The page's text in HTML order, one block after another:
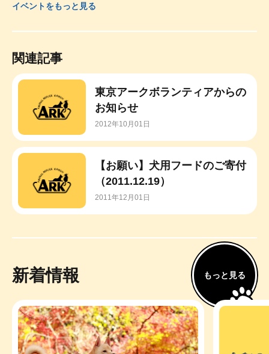
イベントをもっと見る
関連記事
東京アークボランティアからの
お知らせ
2012年10月01日
【お願い】犬用フードのご寄付
（2011.12.19）
2011年12月01日
新着情報 もっと見る